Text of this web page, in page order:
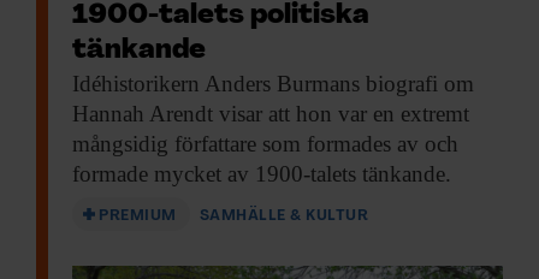
1900-talets politiska
tänkande
Idéhistorikern Anders Burmans biografi om
Hannah Arendt visar att hon var en extremt
mångsidig författare som formades av och
formade mycket av 1900-talets tänkande.
PREMIUM SAMHÄLLE & KULTUR